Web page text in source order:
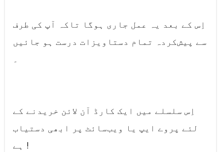
اِس کے بعد یہ عمل جاری ہوگا تاکہ آپ کی طرف
سے پیش‌کردہ تمام دستاویزات درست ہو جائیں
۔
اِس سلسلے میں ایک کارڈ آن لائن خریدنے کے
لئے پروے ایپ یا ویب‌سائٹ پر ابھی دستیاب
ہے !